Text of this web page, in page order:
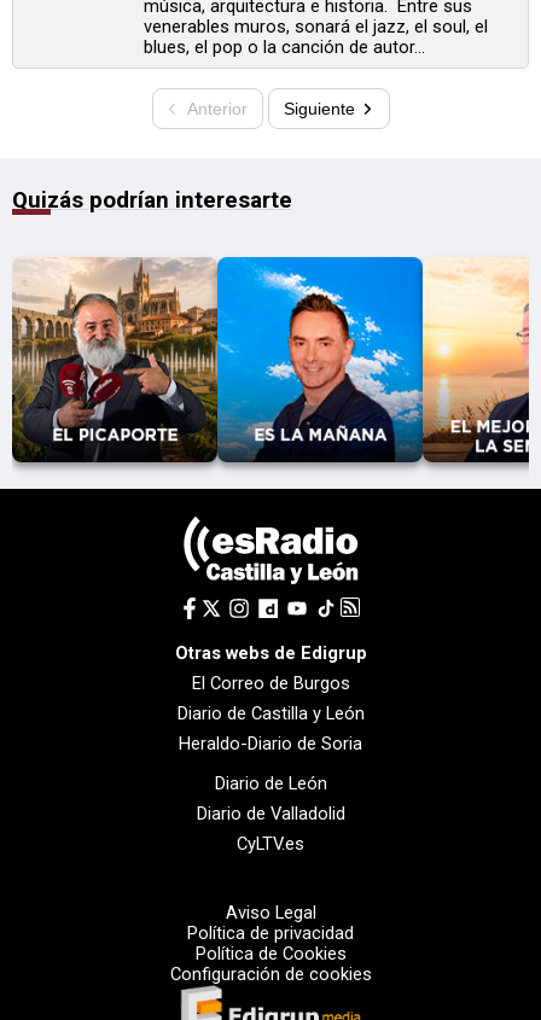
música, arquitectura e historia. Entre sus
venerables muros, sonará el jazz, el soul, el
blues, el pop o la canción de autor...
Anterior Siguiente
Quizás podrían interesarte
Otras webs de Edigrup
El Correo de Burgos
Diario de Castilla y León
Heraldo-Diario de Soria
Diario de León
Diario de Valladolid
CyLTV.es
Aviso Legal
Política de privacidad
Política de Cookies
Configuración de cookies